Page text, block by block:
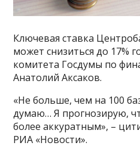
Ключевая ставка
может снизиться до 17%
комитета Госдумы по
Анатолий Аксаков.
«Не больше, чем на 100
думаю… Я прогнозирую,
более аккуратным», –
РИА «Новости».